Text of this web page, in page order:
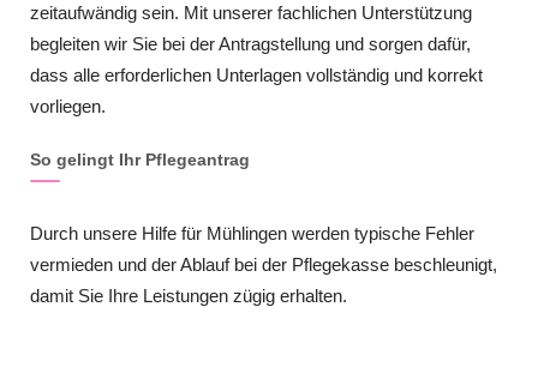
zeitaufwändig sein. Mit unserer fachlichen Unterstützung
begleiten wir Sie bei der Antragstellung und sorgen dafür,
dass alle erforderlichen Unterlagen vollständig und korrekt
vorliegen.
So gelingt Ihr Pflegeantrag
Durch unsere Hilfe für Mühlingen werden typische Fehler
vermieden und der Ablauf bei der Pflegekasse beschleunigt,
damit Sie Ihre Leistungen zügig erhalten.